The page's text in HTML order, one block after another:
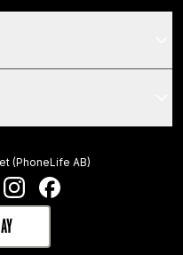
INSTAGRAMFACEBOOK
MARKET
(PhoneLife AB)